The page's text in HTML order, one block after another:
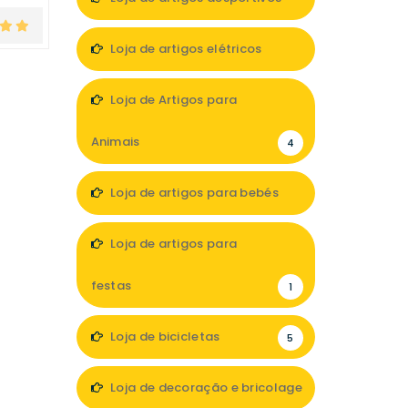
Loja de artigos elétricos
Loja de Artigos para
Animais 4
Loja de artigos para bebés
Loja de artigos para
festas 1
Loja de bicicletas 5
Loja de decoração e bricolage